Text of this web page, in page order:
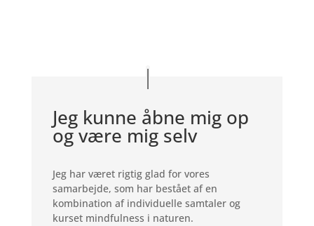
Jeg kunne åbne mig op
og være mig selv
Jeg har været rigtig glad for vores
samarbejde, som har bestået af en
kombination af individuelle samtaler og
kurset mindfulness i naturen.